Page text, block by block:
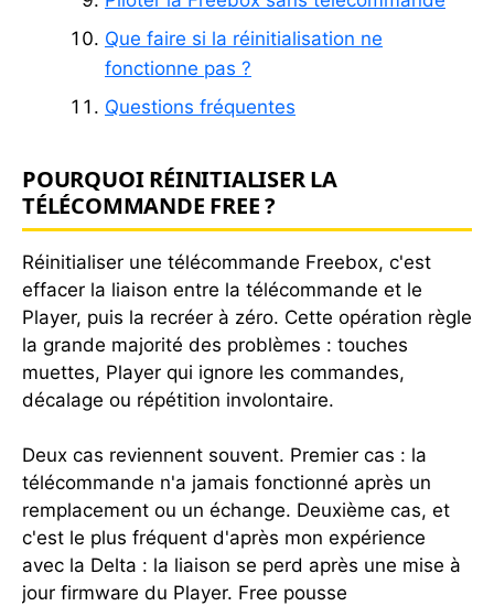
Que faire si la réinitialisation ne
fonctionne pas ?
Questions fréquentes
POURQUOI RÉINITIALISER LA
TÉLÉCOMMANDE FREE ?
Réinitialiser une télécommande Freebox, c'est
effacer la liaison entre la télécommande et le
Player, puis la recréer à zéro. Cette opération règle
la grande majorité des problèmes : touches
muettes, Player qui ignore les commandes,
décalage ou répétition involontaire.
Deux cas reviennent souvent. Premier cas : la
télécommande n'a jamais fonctionné après un
remplacement ou un échange. Deuxième cas, et
c'est le plus fréquent d'après mon expérience
avec la Delta : la liaison se perd après une mise à
jour firmware du Player. Free pousse